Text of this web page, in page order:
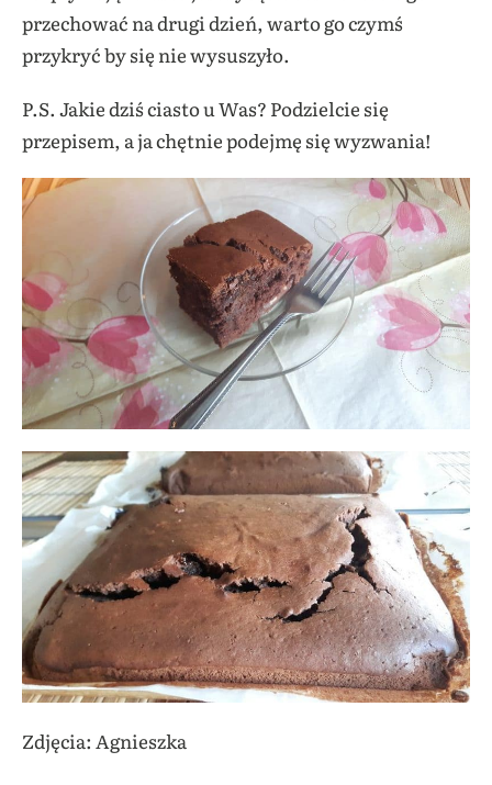
przechować na drugi dzień, warto go czymś
przykryć by się nie wysuszyło.
P.S. Jakie dziś ciasto u Was? Podzielcie się
przepisem, a ja chętnie podejmę się wyzwania!
Zdjęcia: Agnieszka